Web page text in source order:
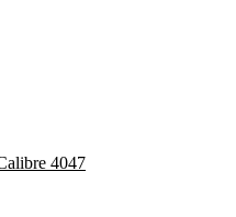
4047